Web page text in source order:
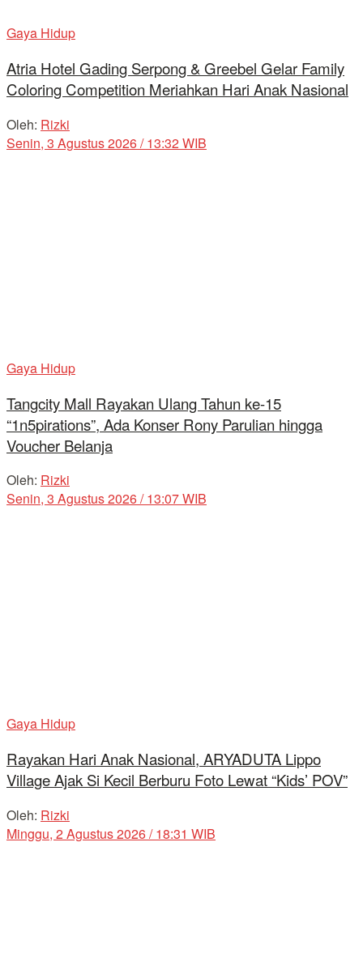
Gaya Hidup
Atria Hotel Gading Serpong & Greebel Gelar Family
Coloring Competition Meriahkan Hari Anak Nasional
Oleh: Rizki
Senin, 3 Agustus 2026 / 13:32 WIB
Gaya Hidup
Tangcity Mall Rayakan Ulang Tahun ke-15
“1n5pirations”, Ada Konser Rony Parulian hingga
Voucher Belanja
Oleh: Rizki
Senin, 3 Agustus 2026 / 13:07 WIB
Gaya Hidup
Rayakan Hari Anak Nasional, ARYADUTA Lippo
Village Ajak Si Kecil Berburu Foto Lewat “Kids’ POV”
Oleh: Rizki
Minggu, 2 Agustus 2026 / 18:31 WIB